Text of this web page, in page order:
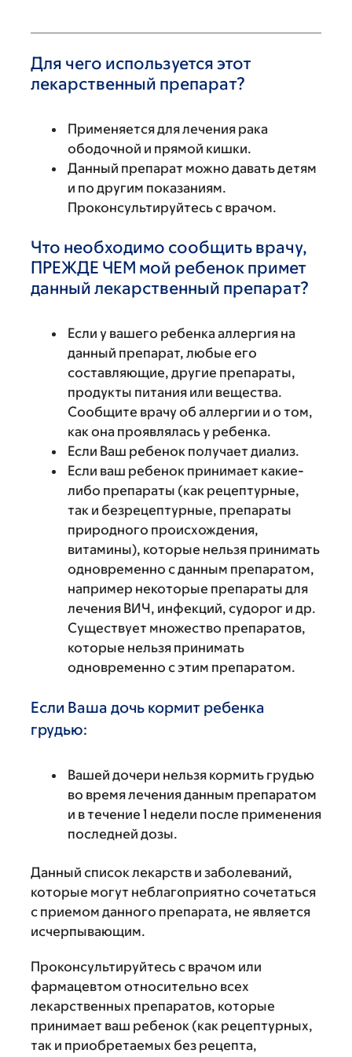
Для чего используется этот
лекарственный препарат?
Применяется для лечения рака
ободочной и прямой кишки.
Данный препарат можно давать детям
и по другим показаниям.
Проконсультируйтесь с врачом.
Что необходимо сообщить врачу,
ПРЕЖДЕ ЧЕМ мой ребенок примет
данный лекарственный препарат?
Если у вашего ребенка аллергия на
данный препарат, любые его
составляющие, другие препараты,
продукты питания или вещества.
Сообщите врачу об аллергии и о том,
как она проявлялась у ребенка.
Если Ваш ребенок получает диализ.
Если ваш ребенок принимает какие-
либо препараты (как рецептурные,
так и безрецептурные, препараты
природного происхождения,
витамины), которые нельзя принимать
одновременно с данным препаратом,
например некоторые препараты для
лечения ВИЧ, инфекций, судорог и др.
Существует множество препаратов,
которые нельзя принимать
одновременно с этим препаратом.
Если Ваша дочь кормит ребенка
грудью:
Вашей дочери нельзя кормить грудью
во время лечения данным препаратом
и в течение 1 недели после применения
последней дозы.
Данный список лекарств и заболеваний,
которые могут неблагоприятно сочетаться
с приемом данного препарата, не является
исчерпывающим.
Проконсультируйтесь с врачом или
фармацевтом относительно всех
лекарственных препаратов, которые
принимает ваш ребенок (как рецептурных,
так и приобретаемых без рецепта,